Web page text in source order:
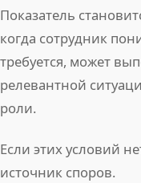
Показатель
когда сотрудник
требуется, может
релевантной
роли.
Если этих условий
источник споров.